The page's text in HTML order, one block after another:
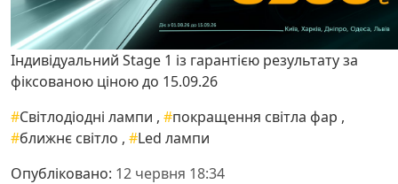
Індивідуальний Stage 1 із гарантією результату за
фіксованою ціною до 15.09.26
#Світлодіодні лампи , #покращення світла фар ,
#ближнє світло , #Led лампи
Опубліковано: 12 червня 18:34